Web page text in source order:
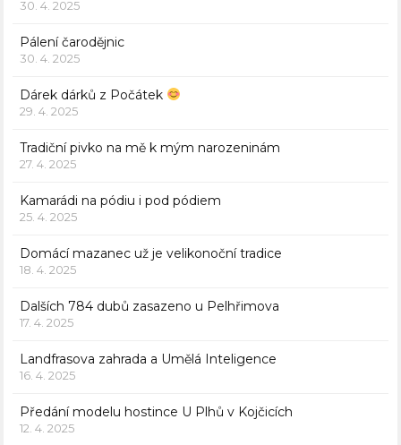
30. 4. 2025
Pálení čarodějnic
30. 4. 2025
Dárek dárků z Počátek
29. 4. 2025
Tradiční pivko na mě k mým narozeninám
27. 4. 2025
Kamarádi na pódiu i pod pódiem
25. 4. 2025
Domácí mazanec už je velikonoční tradice
18. 4. 2025
Dalších 784 dubů zasazeno u Pelhřimova
17. 4. 2025
Landfrasova zahrada a Umělá Inteligence
16. 4. 2025
Předání modelu hostince U Plhů v Kojčicích
12. 4. 2025